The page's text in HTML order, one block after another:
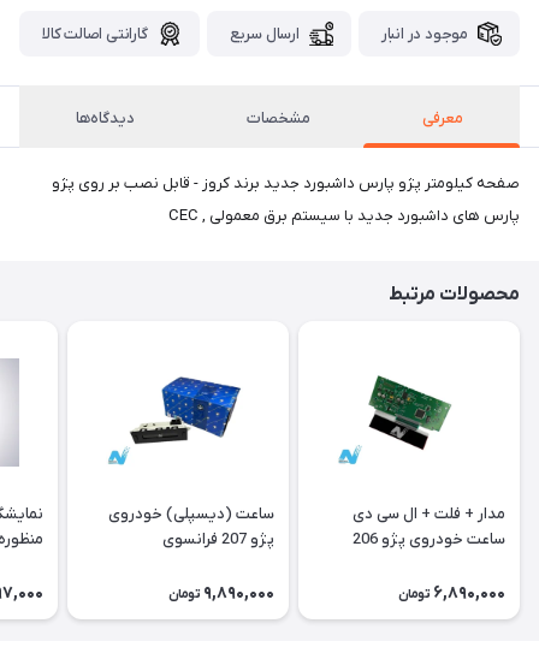
موجود در انبار ارسال سریع گارانتی اصالت کالا
معرفی مشخصات دیدگاه‌ها
صفحه کیلومتر پژو پارس داشبورد جدید برند کروز - قابل نصب بر روی پژو
پارس های داشبورد جدید با سیستم برق معمولی , CEC
محصولات مرتبط
مدار + فلت + ال سی دی
ساعت خودروی پژو 206
6,890,000 تومان
ساعت (دیسپلی) خودروی
پژو 207 فرانسوی
9,890,000 تومان